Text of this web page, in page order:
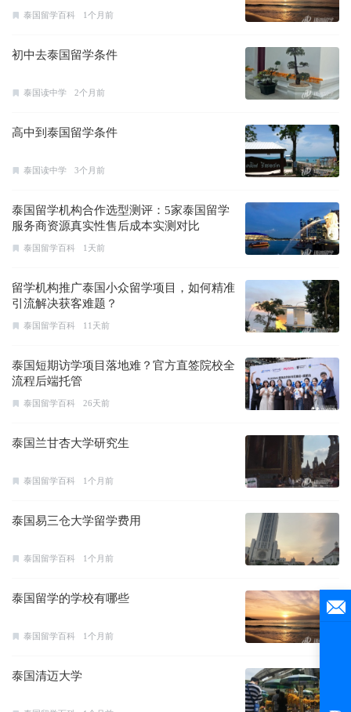
泰国留学百科 1个月前
初中去泰国留学条件
泰国读中学 2个月前
高中到泰国留学条件
泰国读中学 3个月前
泰国留学机构合作选型测评：5家泰国留学
服务商资源真实性售后成本实测对比
泰国留学百科 1天前
留学机构推广泰国小众留学项目，如何精准
引流解决获客难题？
泰国留学百科 11天前
泰国短期访学项目落地难？官方直签院校全
流程后端托管
泰国留学百科 26天前
泰国兰甘杏大学研究生
泰国留学百科 1个月前
泰国易三仓大学留学费用
泰国留学百科 1个月前
泰国留学的学校有哪些
泰国留学百科 1个月前
泰国清迈大学